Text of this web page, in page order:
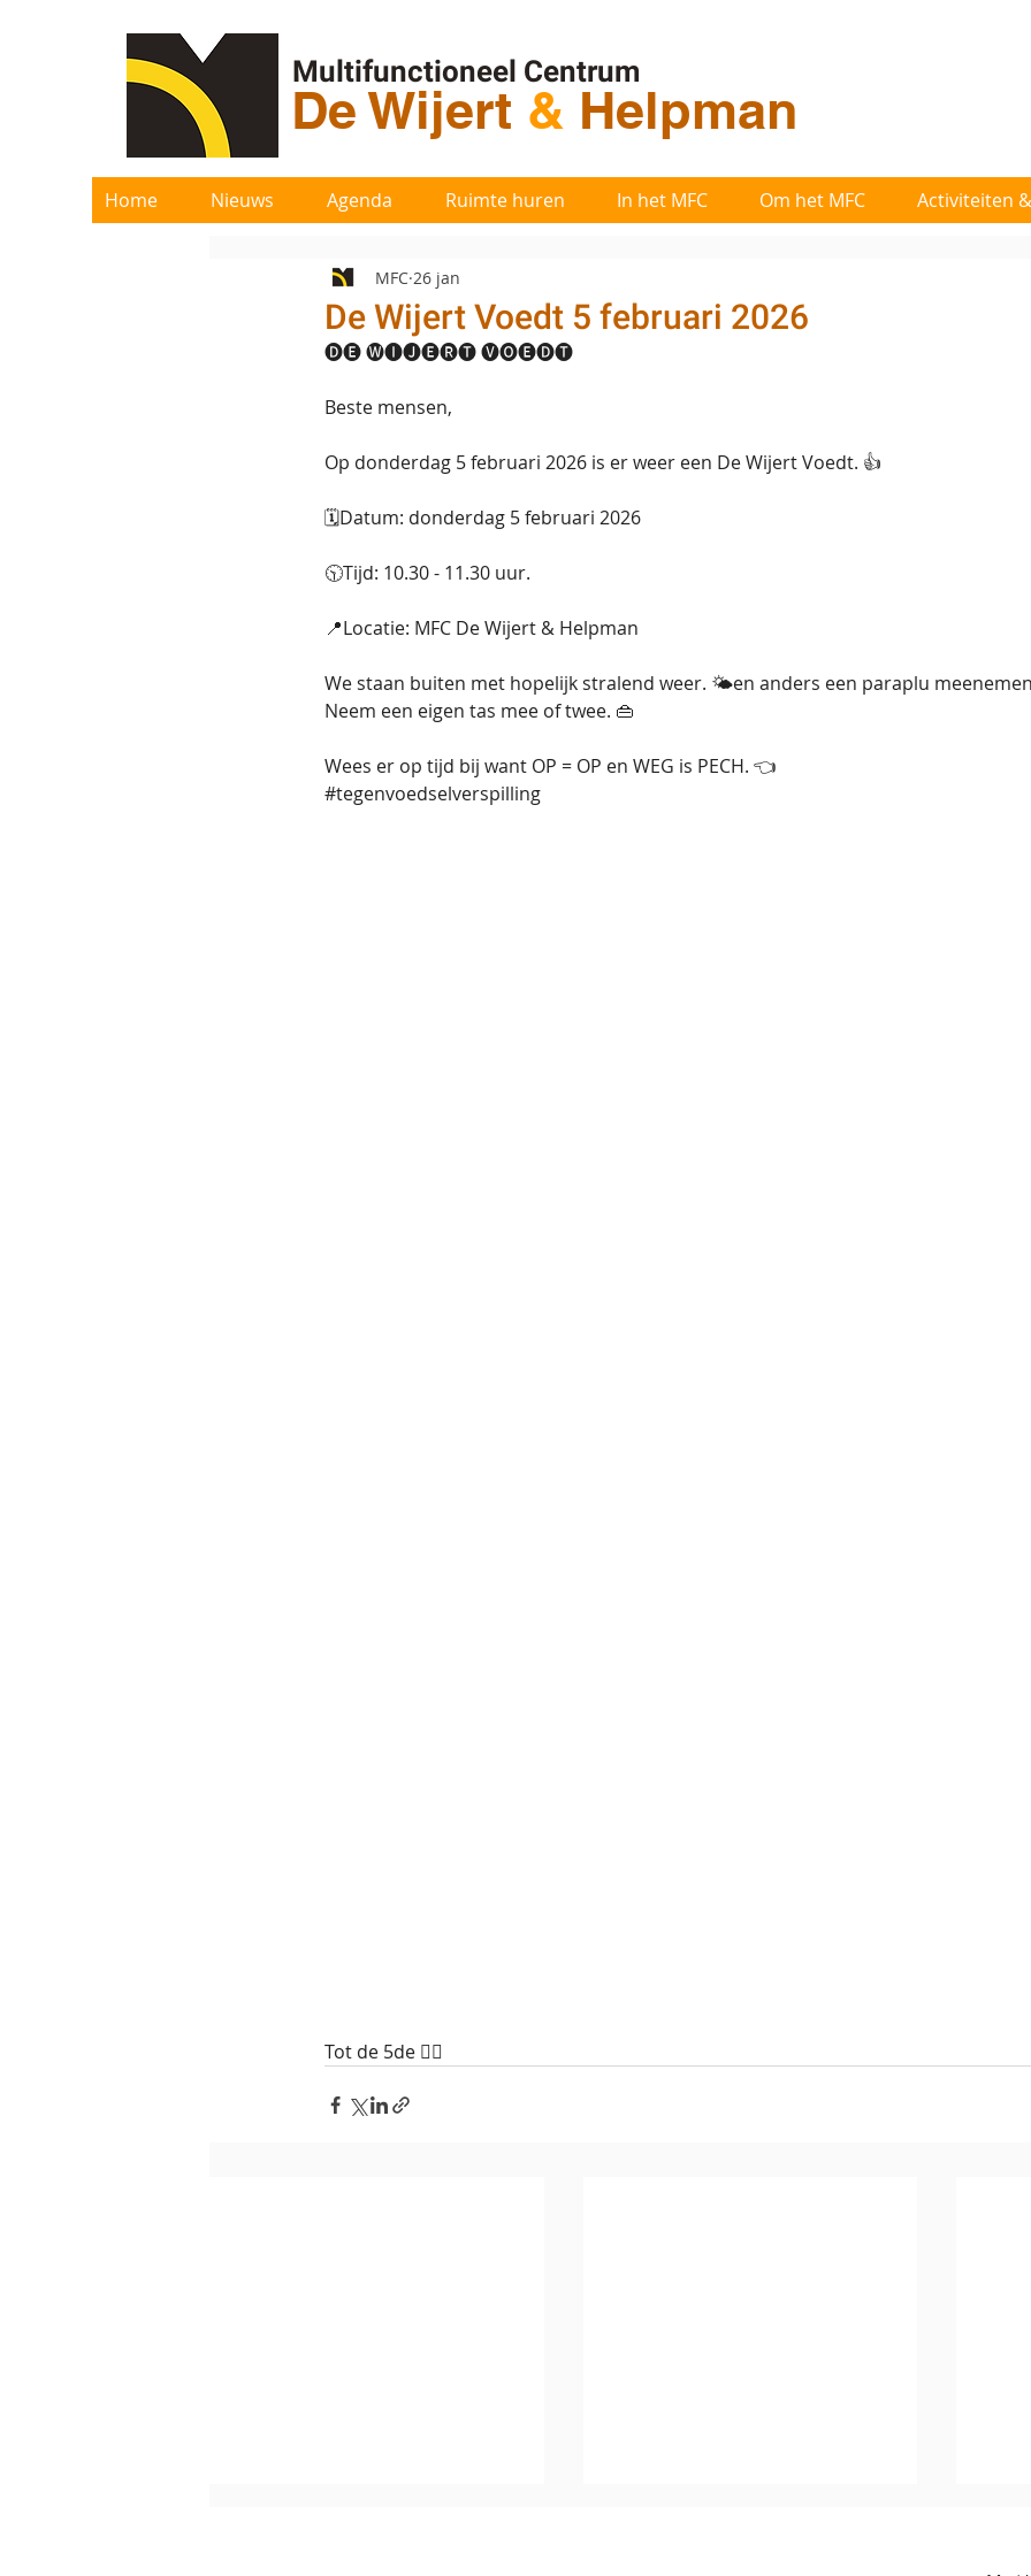
Multifunctioneel Centrum
De Wijert & Helpman
Home Nieuws Agenda Ruimte huren In het MFC Om het MFC Activiteiten
De Wijert Voedt 5 februari 2026
MFC 26 jan
🅓🅔 🅦🅘🅙🅔🅡🅣 🅥🅞🅔🅓🅣
Beste mensen,
Op donderdag 5 februari 2026 is er weer een De Wijert Voedt. 👍
🗓Datum: donderdag 5 februari 2026
🕥Tijd: 10.30 - 11.30 uur.
📍Locatie: MFC De Wijert & Helpman
We staan buiten met hopelijk stralend weer. 🌤en anders een paraplu
Neem een eigen tas mee of twee. 👜
Wees er op tijd bij want OP = OP en WEG is PECH. 👈
#tegenvoedselverspilling
Tot de 5de 🙋‍♂️